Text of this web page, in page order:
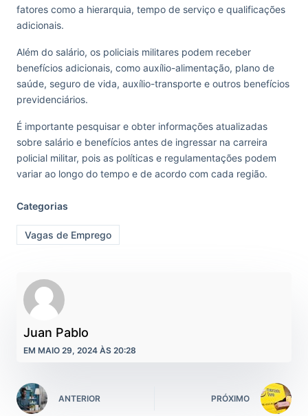
fatores como a hierarquia, tempo de serviço e qualificações
adicionais.
Além do salário, os policiais militares podem receber
benefícios adicionais, como auxílio-alimentação, plano de
saúde, seguro de vida, auxílio-transporte e outros benefícios
previdenciários.
É importante pesquisar e obter informações atualizadas
sobre salário e benefícios antes de ingressar na carreira
policial militar, pois as políticas e regulamentações podem
variar ao longo do tempo e de acordo com cada região.
Categorias
Vagas de Emprego
Juan Pablo
EM MAIO 29, 2024 ÀS 20:28
ANTERIOR PRÓXIMO